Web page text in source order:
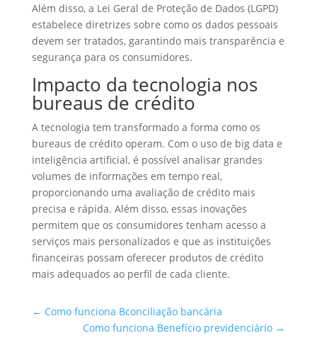
Além disso, a Lei Geral de Proteção de Dados (LGPD)
estabelece diretrizes sobre como os dados pessoais
devem ser tratados, garantindo mais transparência e
segurança para os consumidores.
Impacto da tecnologia nos
bureaus de crédito
A tecnologia tem transformado a forma como os
bureaus de crédito operam. Com o uso de big data e
inteligência artificial, é possível analisar grandes
volumes de informações em tempo real,
proporcionando uma avaliação de crédito mais
precisa e rápida. Além disso, essas inovações
permitem que os consumidores tenham acesso a
serviços mais personalizados e que as instituições
financeiras possam oferecer produtos de crédito
mais adequados ao perfil de cada cliente.
← Como funciona Bconciliação bancária
Como funciona Benefício previdenciário →